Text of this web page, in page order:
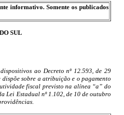
informativo. Somente os publicados
SUL
ao Decreto nº 12.593, de 29
sobre a atribuição e o pagamento
fiscal previsto na alínea “a” do
Lei Estadual nº 1.102, de 10 de outubro